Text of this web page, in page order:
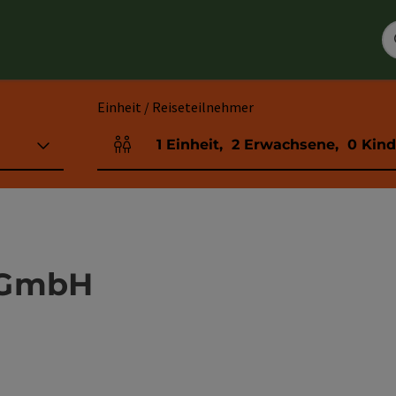
Einheit / Reiseteilnehmer
Einheitenanzahl und Personenfelder
1 Einheit, 2 Erwachsene, 0